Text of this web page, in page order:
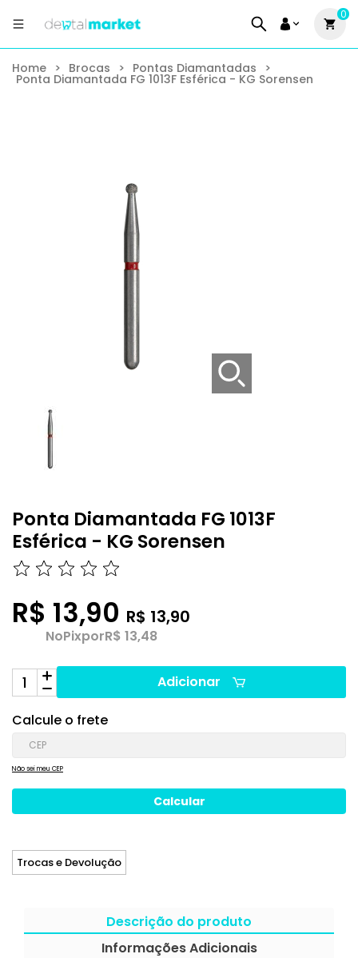
0
Home > Brocas > Pontas Diamantadas >
Ponta Diamantada FG 1013F Esférica - KG Sorensen
Ponta Diamantada FG 1013F
Esférica - KG Sorensen
R$ 13,90 R$ 13,90
NoPixporR$ 13,48
Adicionar
Calcule o frete
Não sei meu CEP
Trocas e Devolução
Descrição do produto
Informações Adicionais